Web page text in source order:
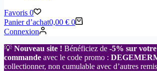
Favoris 0
Panier d’achat0,00 € 0
Connexion
💡 Nouveau site ! Bénéficiez de -5% sur
commande avec le code promo :
collectionner, non cumulable avec d’autres